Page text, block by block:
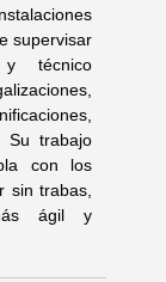
supervisar
técnico
Su trabajo
con los
sin trabas,
ágil y